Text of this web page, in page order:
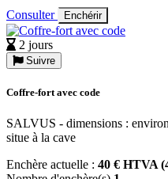
Consulter Enchérir
2 jours
Suivre
Coffre-fort avec code
SALVUS - dimensions :
situe à la cave
Enchère actuelle : 40 € HTVA